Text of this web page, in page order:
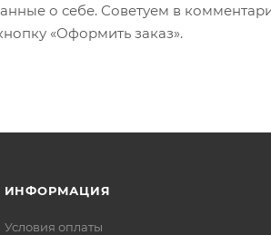
о себе. Советуем в
«Оформить заказ».
ИНФОРМАЦИЯ
Условия оплаты